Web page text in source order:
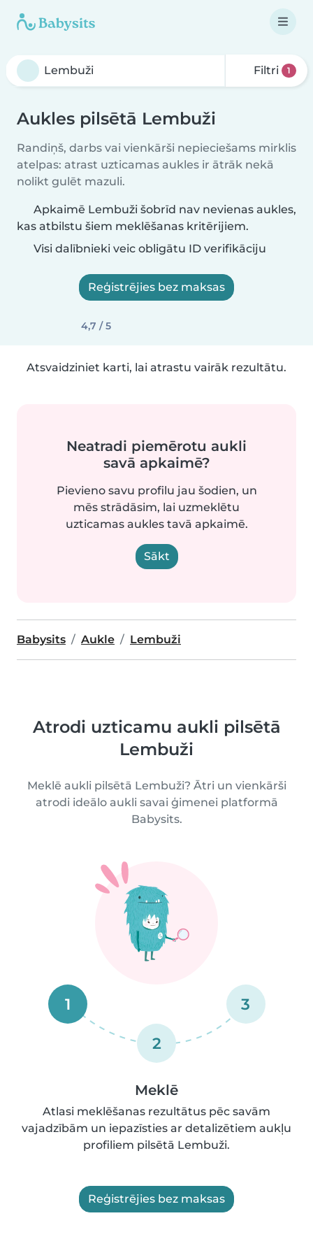
Filtri 1
Aukles pilsētā Lembuži
Randiņš, darbs vai vienkārši nepieciešams mirklis
atelpas: atrast uzticamas aukles ir ātrāk nekā
nolikt gulēt mazuli.
Apkaimē Lembuži šobrīd nav nevienas aukles,
kas atbilstu šiem meklēšanas kritērijiem.
Visi dalībnieki veic obligātu ID verifikāciju
Reģistrējies bez maksas
4,7 / 5
Atsvaidziniet karti, lai atrastu vairāk rezultātu.
Neatradi piemērotu aukli
savā apkaimē?
Pievieno savu profilu jau šodien, un
mēs strādāsim, lai uzmeklētu
uzticamas aukles tavā apkaimē.
Sākt
Babysits Aukle Lembuži
Atrodi uzticamu aukli pilsētā
Lembuži
Meklē aukli pilsētā Lembuži? Ātri un vienkārši
atrodi ideālo aukli savai ģimenei platformā
Babysits.
1
2
3
Meklē
Atlasi meklēšanas rezultātus pēc savām
vajadzībām un iepazīsties ar detalizētiem aukļu
profiliem pilsētā Lembuži.
Reģistrējies bez maksas